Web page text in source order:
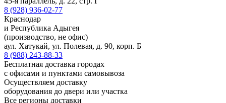
8 (928) 936-02-77
Краснодар
и Республика Адыгея
(производство, не офис)
аул. Хатукай, ул. Полевая, д. 90, корп. Б
8 (988) 243-88-33
Бесплатная доставка городах
с офисами и пунктами самовывоза
Осуществляем доставку
оборудования до двери или участка
Все регионы доставки